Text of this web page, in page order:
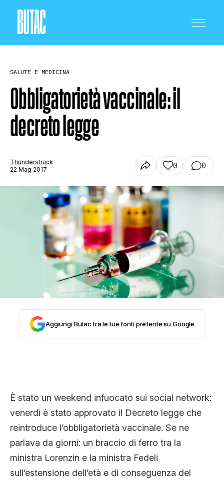
CRONACA E POLITICA
SCIENZA E TECNOLOGIA
SALUTE E MEDICINA
STORIA E CITAZIONI
INTRATTENIMENTO
COMPLOTTI, LEGGENDE URBANE ED
TRUFFE E SOCIAL NETWORK
CLIMA ED ENERGIA
SALUTE E MEDICINA
Obbligatorietà vaccinale: il
decreto legge
Thunderstruck
22 Mag 2017
0 0
Aggiungi Butac tra le tue fonti preferite su Google
È stato un weekend infuocato sui social network:
venerdì è stato approvato il Decreto legge che
reintroduce l’obbligatorietà vaccinale. Se ne
parlava da giorni: un braccio di ferro tra la
ministra Lorenzin e la ministra Fedeli
sull’estensione dell’età e di conseguenza del